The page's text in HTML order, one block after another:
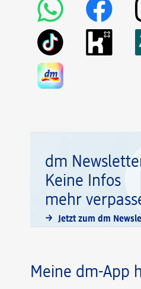
dm
Keine Infos
mehr
Jetzt zum dm
Meine dm-App